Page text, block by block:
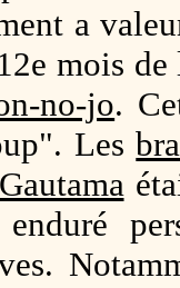
a
mois
no-jo.
Les
Gautama